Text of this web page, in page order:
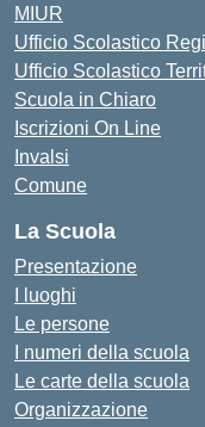
MIUR
Ufficio Scolastico
Ufficio Scolastico
Scuola in Chiaro
Iscrizioni On Line
Invalsi
Comune
La Scuola
Presentazione
I luoghi
Le persone
I numeri della scuola
Le carte della scuola
Organizzazione